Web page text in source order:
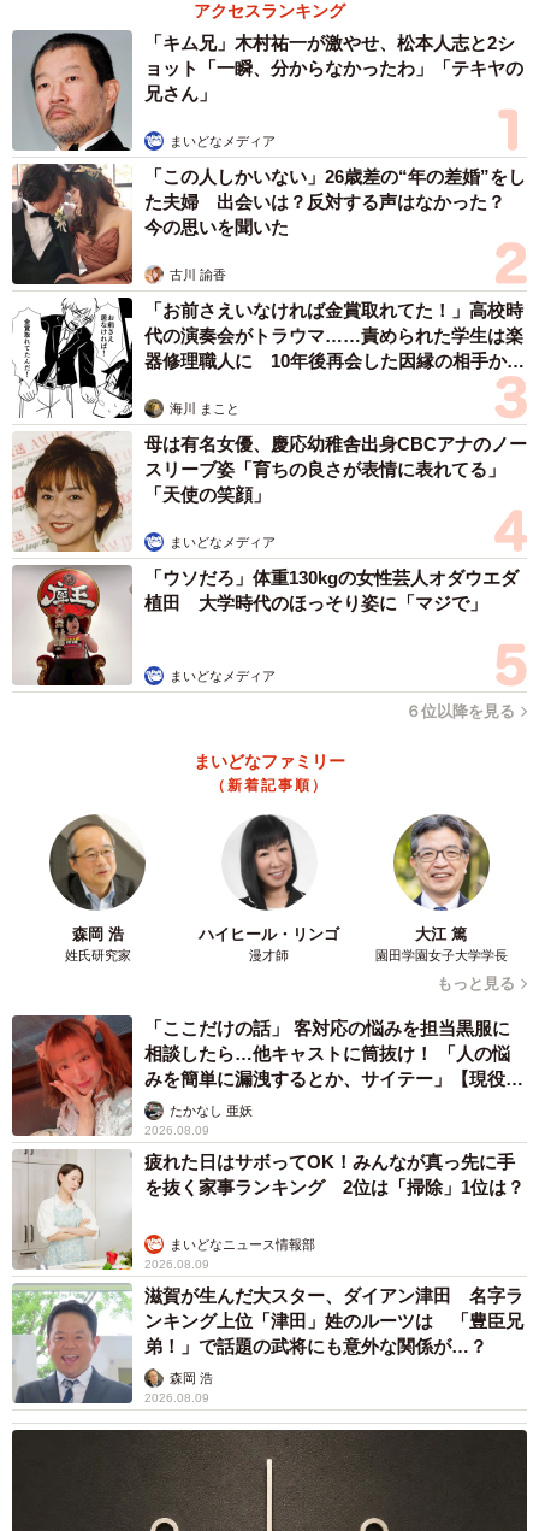
4/10
すみれちゃんのおっぱいを飲もうとするジェームズ
保護して8日ほど経つと、片側の目が開いた。失明の可能
性があったため、開いた眼を見て息子と大喜びした。しか
し喜びも束の間、今度は酷い脱肛で手術をするとになっ
た。
5/10
目が見えないかもと言われていたけれど…初めて目が開いた奇跡の瞬間
まだ小さな体。不安でしかたがなかったが、手術は無事
成功した。育てる中で何度か冷や冷やすることがあった
が、徐々に体も大きくなり、息子もミルクを与えるのが上
手くなっていった。気付けば、小さかったジェームズも部
屋の中をジェットコースターのように走り出すほど元気
に。とてもワンパクな性格だ。
このころになると、自宅で飼っているもう1匹の愛犬マル
プーのらんちゃんも子育てに参加してくれた。その後は息
子と犬2匹でジェームズを大切に育て、犬と猫が仲良しの家
族になった。
アクセスランキング
「キム兄」木村祐一が激やせ、松本人志と2シ
ョット「一瞬、分からなかったわ」「テキヤの
兄さん」
まいどなメディア
「この人しかいない」26歳差の“年の差婚”をし
た夫婦 出会いは？反対する声はなかった？
今の思いを聞いた
古川 諭香
「お前さえいなければ金賞取れてた！」高校時
代の演奏会がトラウマ……責められた学生は楽
器修理職人に 10年後再会した因縁の相手から
海川 まこと
母は有名女優、慶応幼稚舎出身CBCアナのノー
スリーブ姿「育ちの良さが表情に表れてる」
「天使の笑顔」
まいどなメディア
「ウソだろ」体重130kgの女性芸人オダウエダ
植田 大学時代のほっそり姿に「マジで」
まいどなメディア
６位以降を見る
まいどなファミリー
（新着記事順）
森岡 浩
姓氏研究家
ハイヒール・リンゴ
漫才師
大江 篤
園田学園女子大学学長
もっと見る
「ここだけの話」 客対応の悩みを担当黒服に
相談したら…他キャストに筒抜け！ 「人の悩
みを簡単に漏洩するとか、サイテー」【現役キ
ャストに取材】
たかなし 亜妖
2026.08.09
疲れた日はサボってOK！みんなが真っ先に手
を抜く家事ランキング 2位は「掃除」1位は？
まいどなニュース情報部
2026.08.09
滋賀が生んだ大スター、ダイアン津田 名字ラ
ンキング上位「津田」姓のルーツは 「豊臣兄
弟！」で話題の武将にも意外な関係が…？
森岡 浩
2026.08.09